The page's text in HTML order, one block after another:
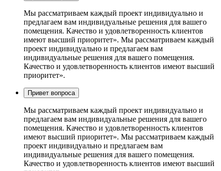
Мы рассматриваем каждый проект индивидуально и
предлагаем вам индивидуальные решения для вашего
помещения. Качество и удовлетворенность клиентов
имеют высший приоритет». Мы рассматриваем каждый
проект индивидуально и предлагаем вам
индивидуальные решения для вашего помещения.
Качество и удовлетворенность клиентов имеют высший
приоритет».
Привет вопроса
Мы рассматриваем каждый проект индивидуально и
предлагаем вам индивидуальные решения для вашего
помещения. Качество и удовлетворенность клиентов
имеют высший приоритет». Мы рассматриваем каждый
проект индивидуально и предлагаем вам
индивидуальные решения для вашего помещения.
Качество и удовлетворенность клиентов имеют высший